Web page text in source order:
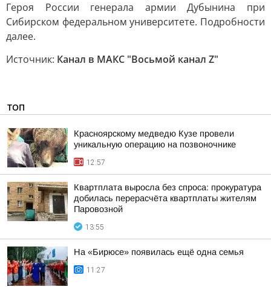
Героя России генерала армии Дубынина при
Сибирском федеральном университете. Подробности
далее.
Источник: Канал в МАКС "Восьмой канал Z"
ТОП
Красноярскому медведю Кузе провели
уникальную операцию на позвоночнике
12:57
Квартплата выросла без спроса: прокуратура
добилась перерасчёта квартплаты жителям
Паровозной
13:55
На «Бирюсе» появилась ещё одна семья
11:27